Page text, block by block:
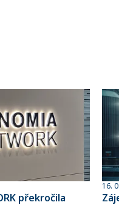
překročila
16.